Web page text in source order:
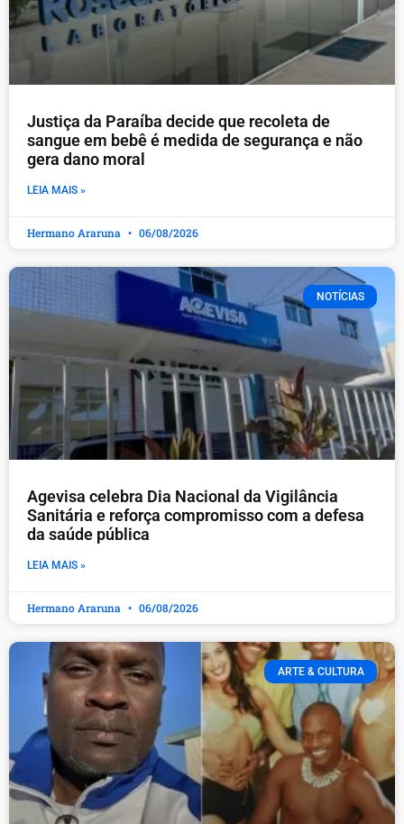
Justiça da Paraíba decide que recoleta de
sangue em bebê é medida de segurança e não
gera dano moral
LEIA MAIS »
Hermano Araruna 06/08/2026
NOTÍCIAS
Agevisa celebra Dia Nacional da Vigilância
Sanitária e reforça compromisso com a defesa
da saúde pública
LEIA MAIS »
Hermano Araruna 06/08/2026
ARTE & CULTURA